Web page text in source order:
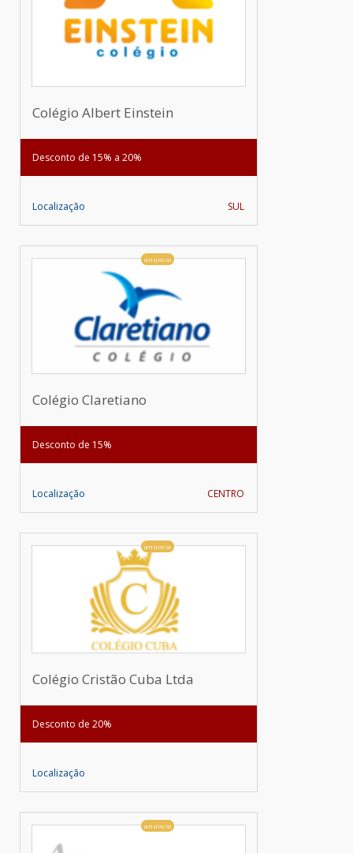
Colégio Albert Einstein
Desconto de 15% a 20%
Localização SUL
anúncio
Colégio Claretiano
Desconto de 15%
Localização CENTRO
anúncio
Colégio Cristão Cuba Ltda
Desconto de 20%
Localização
anúncio